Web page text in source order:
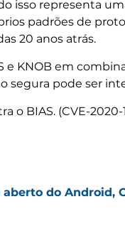
isso representa
padrões de
20 anos atrás.
e KNOB em
segura pode ser
BIAS. (CVE-2020-
do Android,